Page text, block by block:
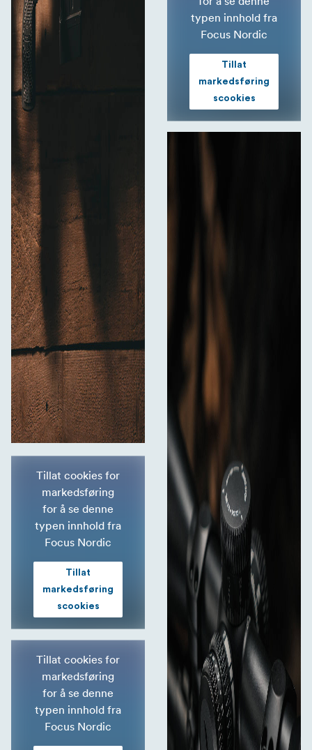
Tillat cookies for
markedsføring
for å se denne
typen innhold fra
Focus Nordic
Tillat
markedsføring
scookies
Tillat cookies for
markedsføring
for å se denne
typen innhold fra
Focus Nordic
typen innhold fra
Focus Nordic
Tillat
markedsføring
scookies